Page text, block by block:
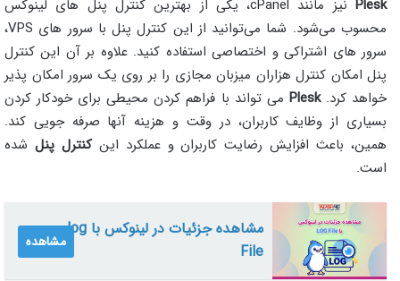
Plesk
نیز مانند cPanel، یکی از بهترین کنترل پنل های لینوکس
محسوب می‌شود. شما می‌توانید از این کنترل پنل با سرور های VPS،
سرور های اشتراکی و اختصاصی استفاده کنید. علاوه بر آن این کنترل
پنل امکان کنترل هزاران میزبان مجازی را بر روی یک سرور امکان پذیر
خواهد کرد.Plesk می تواند با فراهم کردن محیطی برای خودکار کردن
بسیاری از وظایف کاربران، در وقت و هزینه آنها صرفه جویی کند.
همین، باعث افزایش رضایت کاربران و عملکرد اینکنترل پنل شده
است.
مشاهده جزئیات در لینوکس با log
File
مشاهده